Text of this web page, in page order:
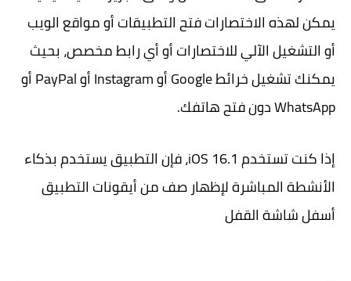
يمكن لهذه الاختصارات فتح التطبيقات أو مواقع الويب
أو التشغيل الآلي للاختصارات أو أي رابط مخصص، بحيث
يمكنك تشغيل خرائط Google أو Instagram أو PayPal أو
WhatsApp دون فتح هاتفك.
إذا كنت تستخدم iOS 16.1، فإن التطبيق يستخدم بذكاء
الأنشطة المباشرة لإظهار صف من أيقونات التطبيق
أسفل شاشة القفل